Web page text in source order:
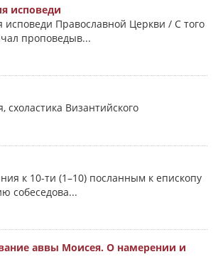
исповеди
исповеди Православной Церкви / С того
проповедыв...
схоластика Византийского
к 10-ти (1–10) посланным к епископу
собеседова...
аввы Моисея. О намерении и